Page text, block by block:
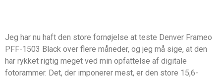
Jeg har nu haft den store fornøjelse at teste Denver Frameo
PFF-1503 Black over flere måneder, og jeg må sige, at den
har rykket rigtig meget ved min opfattelse af digitale
fotorammer. Det, der imponerer mest, er den store 15,6-